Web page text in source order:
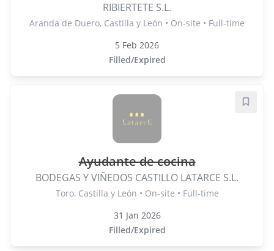
RIBIERTETE S.L.
Aranda de Duero, Castilla y León • On-site • Full-time
5 Feb 2026
Filled/Expired
Ayudante de cocina
BODEGAS Y VIÑEDOS CASTILLO LATARCE S.L.
Toro, Castilla y León • On-site • Full-time
31 Jan 2026
Filled/Expired
Save